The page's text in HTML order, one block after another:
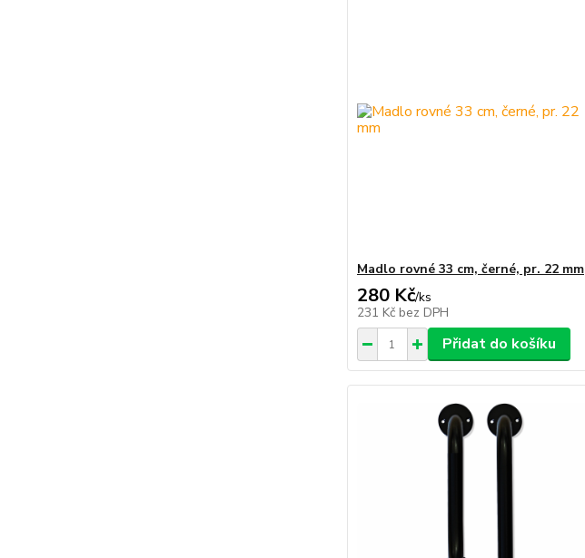
Madlo rovné 33 cm, černé, pr. 22 mm
280 Kč/ks
231 Kč bez DPH
Přidat do košíku